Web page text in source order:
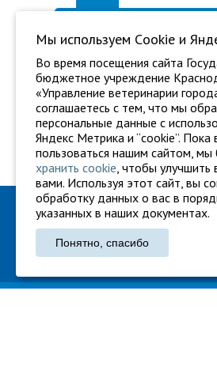
ГБУ "Ветуправление города
Адрес: г. Краснодар, ул.
Тел.: +7 861 260-
Мы используем Сookie и
Во время посещения сайта
бюджетное учреждение
«Управление ветеринарии
соглашаетесь с тем, что мы
персональные данные с
Яндекс Метрика и “cookie”.
пользоваться нашим сайтом, мы
хранить cookie, чтобы улучшить
вами. Используя этот сайт, вы
обработку данных о вас в
указанных в наших документах.
Понятно, спасибо